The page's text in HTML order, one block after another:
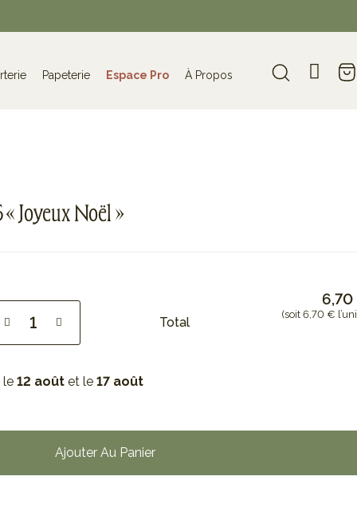
Papeterie Espace Pro À Propos
Joyeux Noël »
Total
(soit 6,70 €
le 12 août et le 17 août
Ajouter Au Panier